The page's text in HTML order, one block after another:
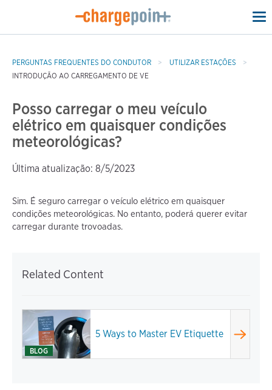
PERGUNTAS FREQUENTES DO CONDUTOR
UTILIZAR ESTAÇÕES
INTRODUÇÃO AO CARREGAMENTO DE VE
Posso carregar o meu veículo
elétrico em quaisquer condições
meteorológicas?
Última atualização: 8/5/2023
Sim. É seguro carregar o veículo elétrico em quaisquer
condições meteorológicas. No entanto, poderá querer evitar
carregar durante trovoadas.
Related Content
BLOG
5 Ways to Master EV Etiquette